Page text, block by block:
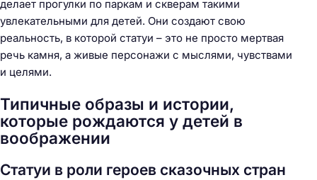
делает прогулки по паркам и скверам такими
увлекательными для детей. Они создают свою
реальность, в которой статуи – это не просто мертвая
речь камня, а живые персонажи с мыслями, чувствами
и целями.
Типичные образы и истории,
которые рождаются у детей в
воображении
Статуи в роли героев сказочных стран